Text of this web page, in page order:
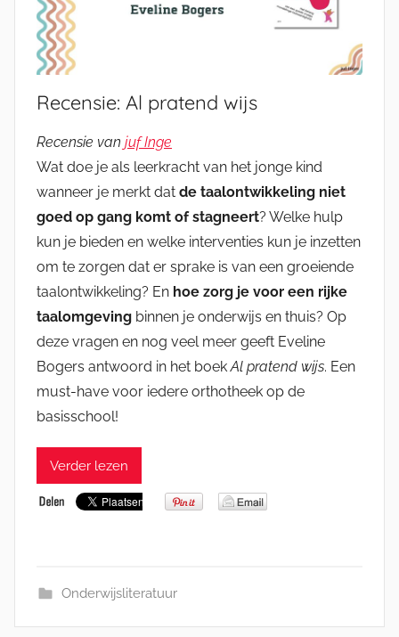
Recensie: Al pratend wijs
Recensie van juf Inge
Wat doe je als leerkracht van het jonge kind
wanneer je merkt dat de taalontwikkeling niet
goed op gang komt of stagneert? Welke hulp
kun je bieden en welke interventies kun je inzetten
om te zorgen dat er sprake is van een groeiende
taalontwikkeling? En hoe zorg je voor een rijke
taalomgeving binnen je onderwijs en thuis? Op
deze vragen en nog veel meer geeft Eveline
Bogers antwoord in het boekAl pratend wijs. Een
must-have voor iedere orthotheek op de
basisschool!
Verder lezen
Onderwijsliteratuur